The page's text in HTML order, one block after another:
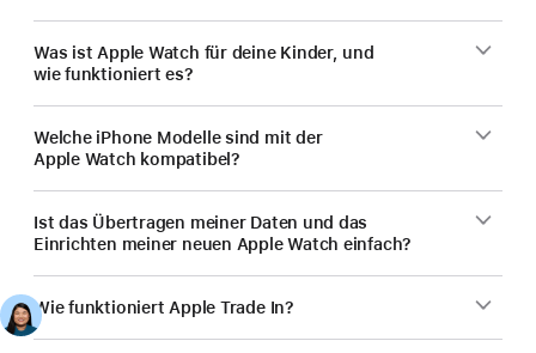
Was ist Apple Watch für deine Kinder, und
wie funktioniert es?
Welche iPhone Modelle sind mit der
Apple Watch kompatibel?
Ist das Übertragen meiner Daten und das
Einrichten meiner neuen Apple Watch einfach?
Wie funktioniert Apple Trade In?